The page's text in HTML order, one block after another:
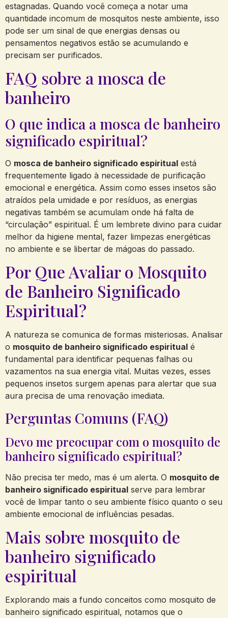
estagnadas. Quando você começa a notar uma
quantidade incomum de mosquitos neste ambiente, isso
pode ser um sinal de que energias densas ou
pensamentos negativos estão se acumulando e
precisam ser purificados.
FAQ sobre a mosca de
banheiro
O que indica a mosca de banheiro
significado espiritual?
O mosca de banheiro significado espiritual está
frequentemente ligado à necessidade de purificação
emocional e energética. Assim como esses insetos são
atraídos pela umidade e por resíduos, as energias
negativas também se acumulam onde há falta de
“circulação” espiritual. É um lembrete divino para cuidar
melhor da higiene mental, fazer limpezas energéticas
no ambiente e se libertar de mágoas do passado.
Por Que Avaliar o Mosquito
de Banheiro Significado
Espiritual?
A natureza se comunica de formas misteriosas. Analisar
o mosquito de banheiro significado espiritual é
fundamental para identificar pequenas falhas ou
vazamentos na sua energia vital. Muitas vezes, esses
pequenos insetos surgem apenas para alertar que sua
aura precisa de uma renovação imediata.
Perguntas Comuns (FAQ)
Devo me preocupar com o mosquito de
banheiro significado espiritual?
Não precisa ter medo, mas é um alerta. O mosquito de
banheiro significado espiritual serve para lembrar
você de limpar tanto o seu ambiente físico quanto o seu
ambiente emocional de influências pesadas.
Mais sobre mosquito de
banheiro significado
espiritual
Explorando mais a fundo conceitos como mosquito de
banheiro significado espiritual, notamos que o